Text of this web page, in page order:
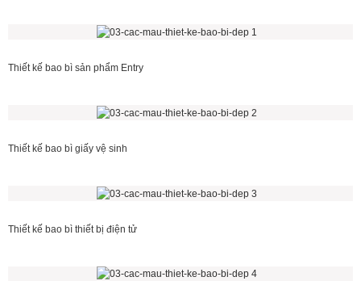
Thiết kế bao bì sản phẩm Entry
Thiết kế bao bì giấy vệ sinh
Thiết kế bao bì thiết bị điện tử